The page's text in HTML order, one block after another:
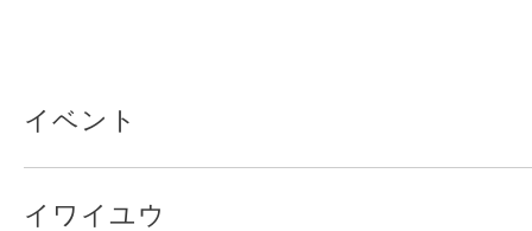
イベント
イワイユウ